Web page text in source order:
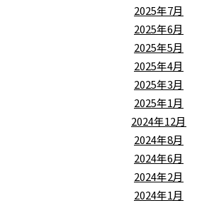
2025年7月
2025年6月
2025年5月
2025年4月
2025年3月
2025年1月
2024年12月
2024年8月
2024年6月
2024年2月
2024年1月